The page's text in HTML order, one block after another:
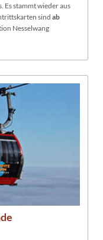
Es stammt wieder aus
sind ab
Nesselwang